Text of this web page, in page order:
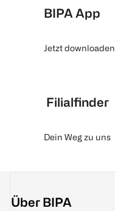
BIPA App
Jetzt downloaden
Filialfinder
Dein Weg zu uns
Über BIPA